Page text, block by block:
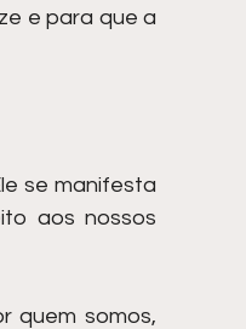
e para que a
se manifesta
aos nossos
quem somos,